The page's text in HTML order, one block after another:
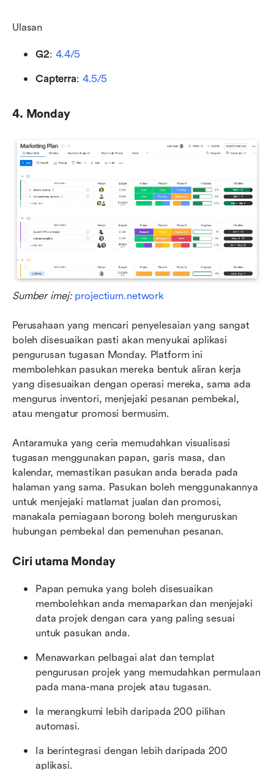
Ulasan
G2: 4.4/5
Capterra: 4.5/5
4. Monday
Sumber imej: projectium.network
Perusahaan yang mencari penyelesaian yang sangat
boleh disesuaikan pasti akan menyukai aplikasi
pengurusan tugasan Monday. Platform ini
membolehkan pasukan mereka bentuk aliran kerja
yang disesuaikan dengan operasi mereka, sama ada
mengurus inventori, menjejaki pesanan pembekal,
atau mengatur promosi bermusim.
Antaramuka yang ceria memudahkan visualisasi
tugasan menggunakan papan, garis masa, dan
kalendar, memastikan pasukan anda berada pada
halaman yang sama. Pasukan boleh menggunakannya
untuk menjejaki matlamat jualan dan promosi,
manakala perniagaan borong boleh menguruskan
hubungan pembekal dan pemenuhan pesanan.
Ciri utama Monday
Papan pemuka yang boleh disesuaikan
membolehkan anda memaparkan dan menjejaki
data projek dengan cara yang paling sesuai
untuk pasukan anda.
Menawarkan pelbagai alat dan templat
pengurusan projek yang memudahkan permulaan
pada mana-mana projek atau tugasan.
Ia merangkumi lebih daripada 200 pilihan
automasi.
Ia berintegrasi dengan lebih daripada 200
aplikasi.